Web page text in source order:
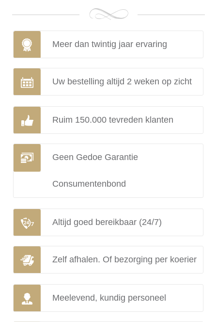
Meer dan twintig jaar ervaring
Uw bestelling altijd 2 weken op zicht
Ruim 150.000 tevreden klanten
Geen Gedoe Garantie
Consumentenbond
Altijd goed bereikbaar (24/7)
Zelf afhalen. Of bezorging per koerier
Meelevend, kundig personeel